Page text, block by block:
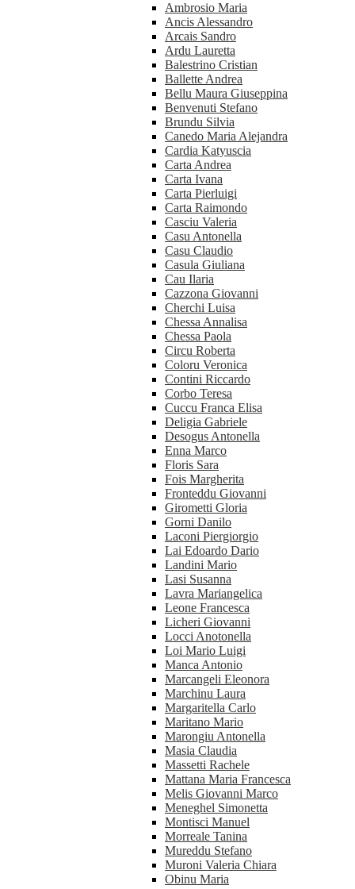
Ambrosio Maria
Ancis Alessandro
Arcais Sandro
Ardu Lauretta
Balestrino Cristian
Ballette Andrea
Bellu Maura Giuseppina
Benvenuti Stefano
Brundu Silvia
Canedo Maria Alejandra
Cardia Katyuscia
Carta Andrea
Carta Ivana
Carta Pierluigi
Carta Raimondo
Casciu Valeria
Casu Antonella
Casu Claudio
Casula Giuliana
Cau Ilaria
Cazzona Giovanni
Cherchi Luisa
Chessa Annalisa
Chessa Paola
Circu Roberta
Coloru Veronica
Contini Riccardo
Corbo Teresa
Cuccu Franca Elisa
Deligia Gabriele
Desogus Antonella
Enna Marco
Floris Sara
Fois Margherita
Fronteddu Giovanni
Girometti Gloria
Gorni Danilo
Laconi Piergiorgio
Lai Edoardo Dario
Landini Mario
Lasi Susanna
Lavra Mariangelica
Leone Francesca
Licheri Giovanni
Locci Anotonella
Loi Mario Luigi
Manca Antonio
Marcangeli Eleonora
Marchinu Laura
Margaritella Carlo
Maritano Mario
Marongiu Antonella
Masia Claudia
Massetti Rachele
Mattana Maria Francesca
Melis Giovanni Marco
Meneghel Simonetta
Montisci Manuel
Morreale Tanina
Mureddu Stefano
Muroni Valeria Chiara
Obinu Maria